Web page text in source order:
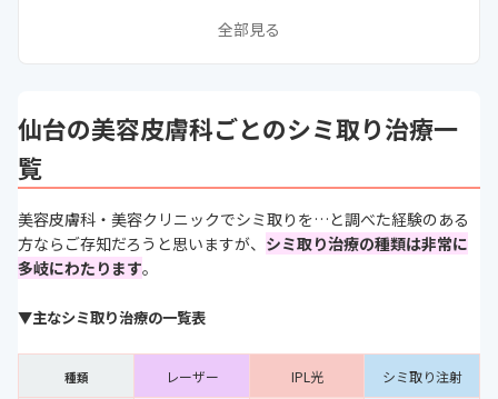
美容医療のトラブルやクーリングオフ制度について
全部見る
仙台の美容皮膚科ごとのシミ取り治療一
覧
美容皮膚科・美容クリニックでシミ取りを…と調べた経験のある
方ならご存知だろうと思いますが、 シミ取り治療の種類は非常に
多岐にわたります。
▼主なシミ取り治療の一覧表
種類 レーザー IPL光 シミ取り注射